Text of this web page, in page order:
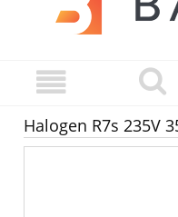
Halogen R7s 235V